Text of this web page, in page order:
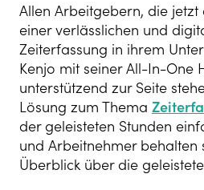
Allen Arbeitgebern, die jetzt
einer verlässlichen und
Zeiterfassung in ihrem
Kenjo mit seiner All-In-One
unterstützend zur Seite
Lösung zum Thema
der geleisteten Stunden
und Arbeitnehmer behalten
Überblick über die